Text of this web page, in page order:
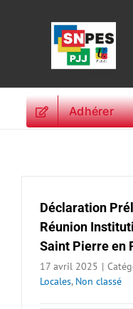
Adhérer
Déclaration
Réunion
Saint Pierre en
17 avril 2025 |
Locales, Non classé